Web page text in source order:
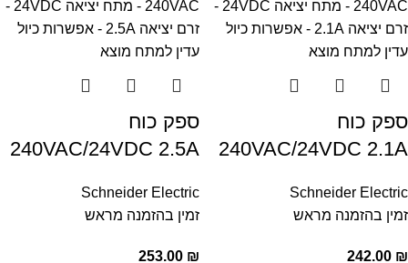
ספק כוח
240VAC/24VDC 2.1A
Schneider Electric
זמין בהזמנה מראש
242.00 ₪
ספק כוח
240VAC/24VDC 2.5A
Schneider Electric
זמין בהזמנה מראש
253.00 ₪